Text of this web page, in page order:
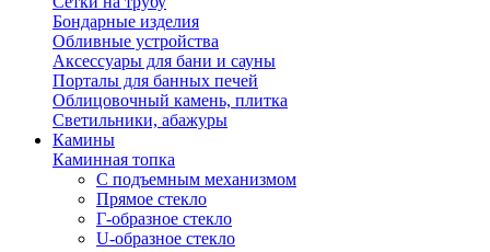
Бондарные изделия
Обливные устройства
Аксессуары для бани и сауны
Порталы для банных печей
Облицовочный камень, плитка
Светильники, абажуры
Камины
Каминная топка
С подъемным механизмом
Прямое стекло
Г-образное стекло
U-образное стекло